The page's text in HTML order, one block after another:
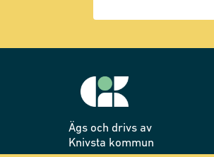
Ägs och drivs av
Knivsta kommun